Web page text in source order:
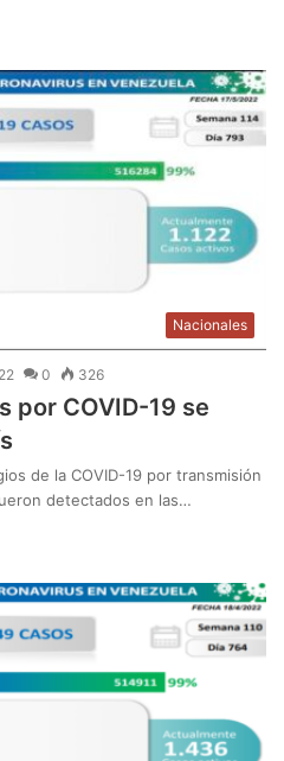
Nacionales
0 326
por COVID-19 se
de la COVID-19 por transmisión
detectados en las…